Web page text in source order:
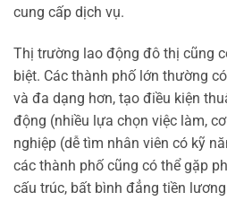
cung cấp dịch vụ.
Thị trường lao động đô thị cũng
biệt. Các thành phố lớn thường
và đa dạng hơn, tạo điều kiện
động (nhiều lựa chọn việc làm,
nghiệp (dễ tìm nhân viên có kỹ
các thành phố cũng có thể gặp
cấu trúc, bất bình đẳng tiền lương